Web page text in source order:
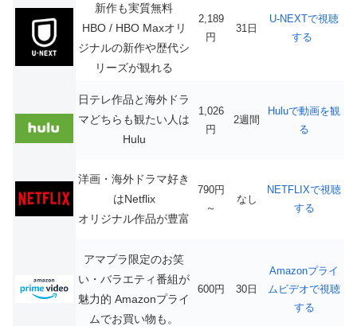
新作も実質無料
HBO / HBO Maxオリ
ジナルの新作や歴代シ
リーズが観れる
2,189
円
31日
U-NEXTで視聴
する
日テレ作品と海外ドラ
マどちらも観たい人は
Hulu
1,026
円
2週間
Huluで動画を観
る
洋画・海外ドラマ好き
はNetflix
オリジナル作品が豊富
790円
～
なし
NETFLIXで視聴
する
アマプラ限定のお笑
い・バラエティ番組が
魅力的 Amazonプライ
ムでお買い物も。
600円 30日
Amazonプライ
ムビデオで視聴
する